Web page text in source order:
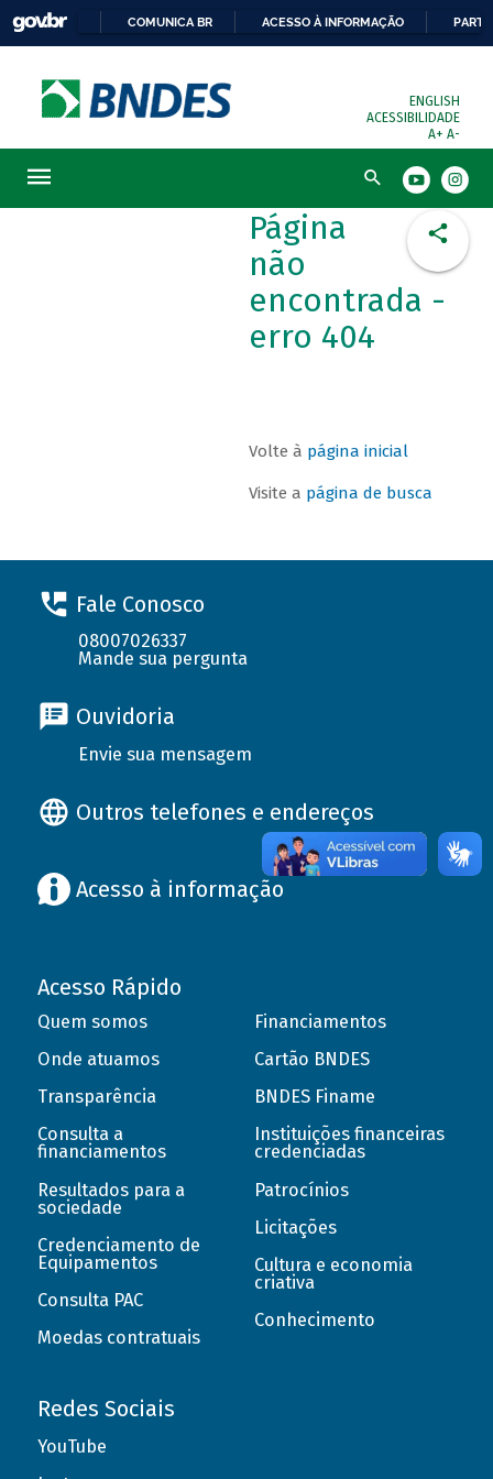
COMUNICA BR ACESSO À INFORMAÇÃO
ENGLISH
ACESSIBILIDADE
A+ A-
Busca
Página
não
encontrada -
erro 404
Volte à página inicial
Visite a página de busca
Fale Conosco
08007026337
Mande sua pergunta
Ouvidoria
Envie sua mensagem
Outros telefones e endereços
Acesso à informação
Acesso Rápido
Quem somos
Onde atuamos
Transparência
Consulta a
financiamentos
Resultados para a
sociedade
Credenciamento de
Equipamentos
Consulta PAC
Moedas contratuais
Financiamentos
Cartão BNDES
BNDES Finame
Instituições financeiras
credenciadas
Patrocínios
Licitações
Cultura e economia
criativa
Conhecimento
Redes Sociais
YouTube